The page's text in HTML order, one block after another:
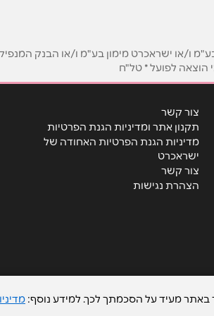
או ישראכרט מימון בע"מ ו/או הבנק המנפיק
הוצאה לפועל * טל"ח
צור קשר
תקנון אתר ומדיניות הגנת הפרטיות
מדיניות הגנת הפרטיות האחודה של
ישראכרט
צור קשר
הצהרת נגישות
באתר מעיד על הסכמתך לכך. למידע נוסף: